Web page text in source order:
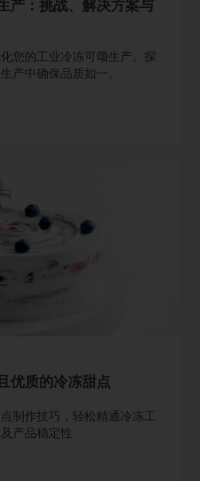
产：挑战、解决方案与
您的工业冷冻可颂生产。探
产中确保品质如一。
优质的冷冻甜点
制作技巧，轻松精通冷冻工
产品稳定性